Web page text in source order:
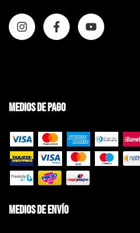
Medios de pago
Medios de envío